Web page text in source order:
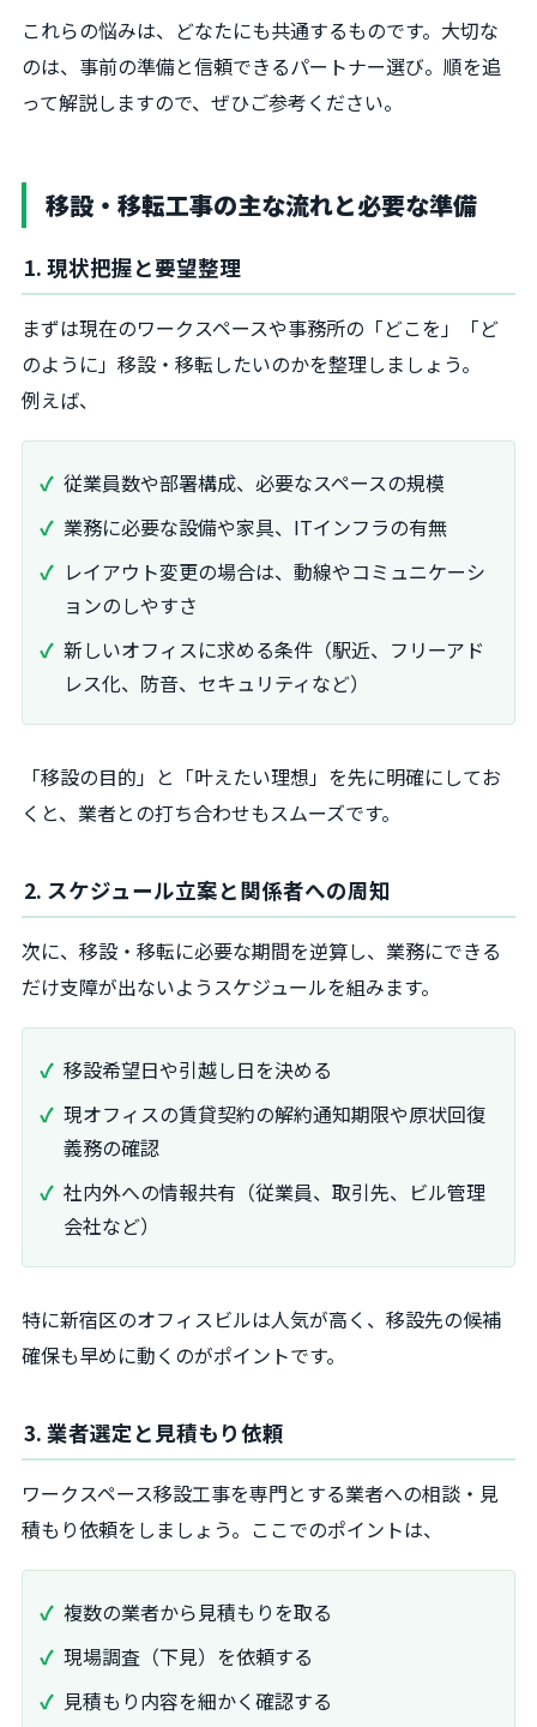
これらの悩みは、どなたにも共通するものです。大切な
のは、事前の準備と信頼できるパートナー選び。順を追
って解説しますので、ぜひご参考ください。
移設・移転工事の主な流れと必要な準備
1. 現状把握と要望整理
まずは現在のワークスペースや事務所の「どこを」「ど
のように」移設・移転したいのかを整理しましょう。
例えば、
従業員数や部署構成、必要なスペースの規模
業務に必要な設備や家具、ITインフラの有無
レイアウト変更の場合は、動線やコミュニケーシ
ョンのしやすさ
新しいオフィスに求める条件（駅近、フリーアド
レス化、防音、セキュリティなど）
「移設の目的」と「叶えたい理想」を先に明確にしてお
くと、業者との打ち合わせもスムーズです。
2. スケジュール立案と関係者への周知
次に、移設・移転に必要な期間を逆算し、業務にできる
だけ支障が出ないようスケジュールを組みます。
移設希望日や引越し日を決める
現オフィスの賃貸契約の解約通知期限や原状回復
義務の確認
社内外への情報共有（従業員、取引先、ビル管理
会社など）
特に新宿区のオフィスビルは人気が高く、移設先の候補
確保も早めに動くのがポイントです。
3. 業者選定と見積もり依頼
ワークスペース移設工事を専門とする業者への相談・見
積もり依頼をしましょう。ここでのポイントは、
複数の業者から見積もりを取る
現場調査（下見）を依頼する
見積もり内容を細かく確認する